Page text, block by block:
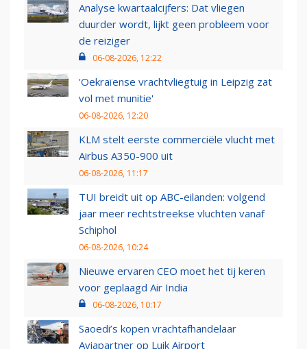
Analyse kwartaalcijfers: Dat vliegen
duurder wordt, lijkt geen probleem voor
de reiziger
06-08-2026, 12:22
'Oekraïense vrachtvliegtuig in Leipzig zat
vol met munitie'
06-08-2026, 12:20
KLM stelt eerste commerciële vlucht met
Airbus A350-900 uit
06-08-2026, 11:17
TUI breidt uit op ABC-eilanden: volgend
jaar meer rechtstreekse vluchten vanaf
Schiphol
06-08-2026, 10:24
Nieuwe ervaren CEO moet het tij keren
voor geplaagd Air India
06-08-2026, 10:17
Saoedi’s kopen vrachtafhandelaar
Aviapartner op Luik Airport